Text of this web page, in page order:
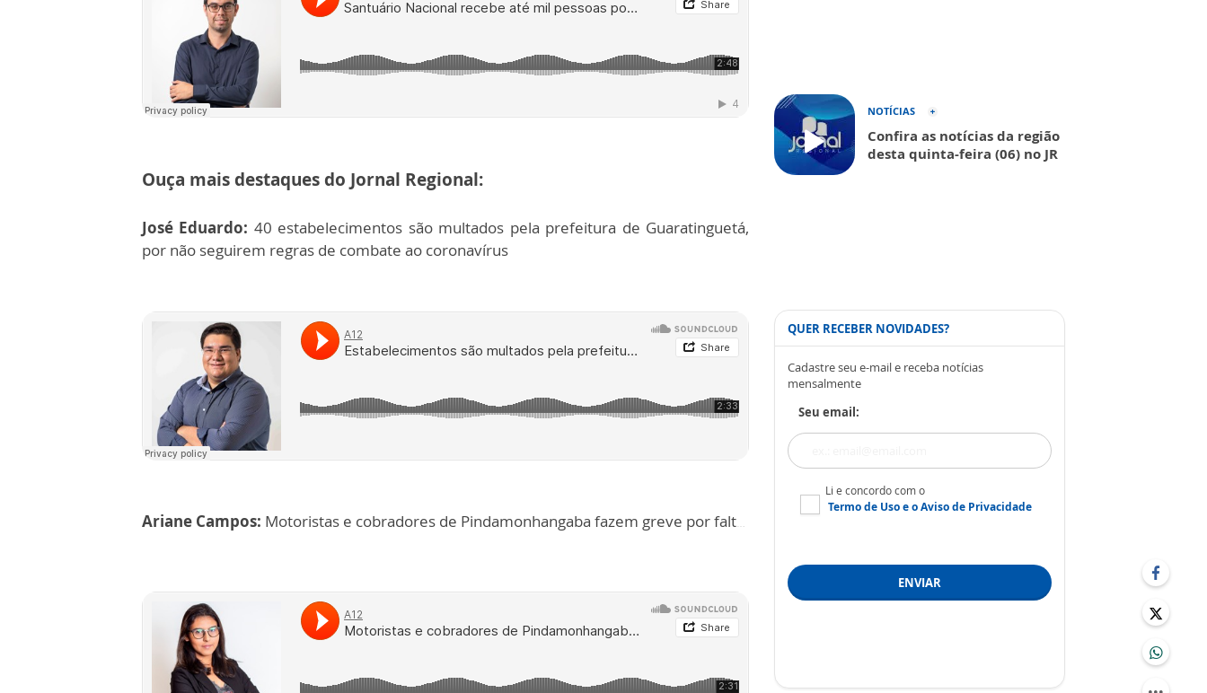
Ouça mais destaques do Jornal Regional:
José Eduardo: 40 estabelecimentos são multados pela prefeitura de Guaratinguetá,
por não seguirem regras de combate ao coronavírus
Ariane Campos: Motoristas e cobradores de Pindamonhangaba fazem greve por falta de pagamento. Categoria afirma que não há previsão de retorno das atividades.
NOTÍCIAS
Confira as notícias da região
desta quinta-feira (06) no JR
QUER RECEBER NOVIDADES?
Cadastre seu e-mail e receba notícias
mensalmente
Seu email:
Li e concordo com o
Termo de Usoe oAviso de Privacidade
ENVIAR